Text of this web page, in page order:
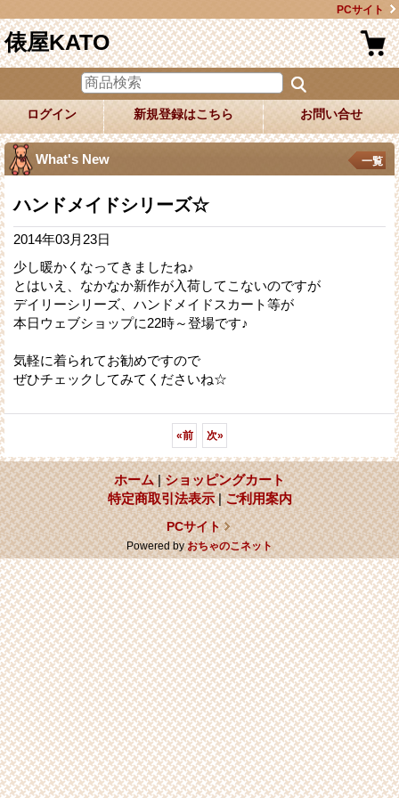
PCサイト
俵屋KATO
ログイン 新規登録はこちら お問い合せ
What's New 一覧
ハンドメイドシリーズ☆
2014年03月23日
少し暖かくなってきましたね♪
とはいえ、なかなか新作が入荷してこないのですが
デイリーシリーズ、ハンドメイドスカート等が
本日ウェブショップに22時～登場です♪
気軽に着られてお勧めですので
ぜひチェックしてみてくださいね☆
«前 次»
ホーム | ショッピングカート
特定商取引法表示 | ご利用案内
PCサイト
Powered byおちゃのこネット